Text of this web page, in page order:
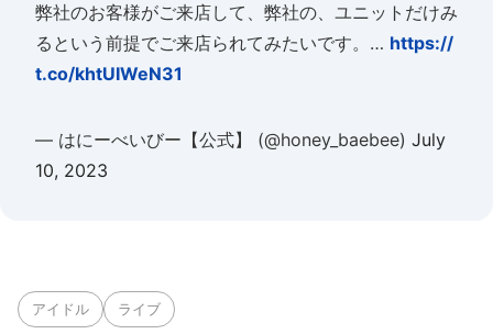
弊社のお客様がご来店して、弊社の、ユニットだけみ
るという前提でご来店られてみたいです。… https://
t.co/khtUIWeN31
— はにーべいびー【公式】 (@honey_baebee) July
10, 2023
アイドル ライブ